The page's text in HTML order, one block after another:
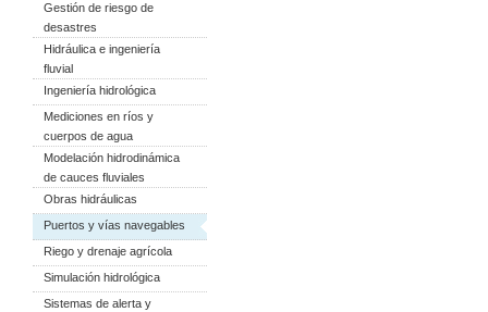
Gestión de riesgo de
desastres
Hidráulica e ingeniería
fluvial
Ingeniería hidrológica
Mediciones en ríos y
cuerpos de agua
Modelación hidrodinámica
de cauces fluviales
Obras hidráulicas
Puertos y vías navegables
Riego y drenaje agrícola
Simulación hidrológica
Sistemas de alerta y